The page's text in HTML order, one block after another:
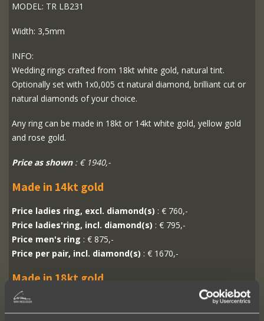
MODEL: TR LB231
Width: 3,5mm
INFO:
Wedding rings crafted from 18kt white gold, natural tint.
Optionally set with 1x0,005 ct natural diamond, brilliant cut or
natural diamonds of your choice.
Any ring can be made in 18kt or 14kt white gold, yellow gold
and rose gold.
Price as shown: € 1940,-
Made in 14kt gold
Price ladies ring, excl. diamond(s) : € 760,-
Price ladies'ring, incl. diamond(s) : € 795,-
Price men's ring : € 875,-
Price per pair, incl. diamond(s) : € 1670,-
Made in 18kt gold
Price ladies ring, excl. diamond(s)
Price ladies'ring, incl. diamond(s): € 920,-